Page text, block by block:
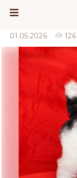
01.05.2026 126